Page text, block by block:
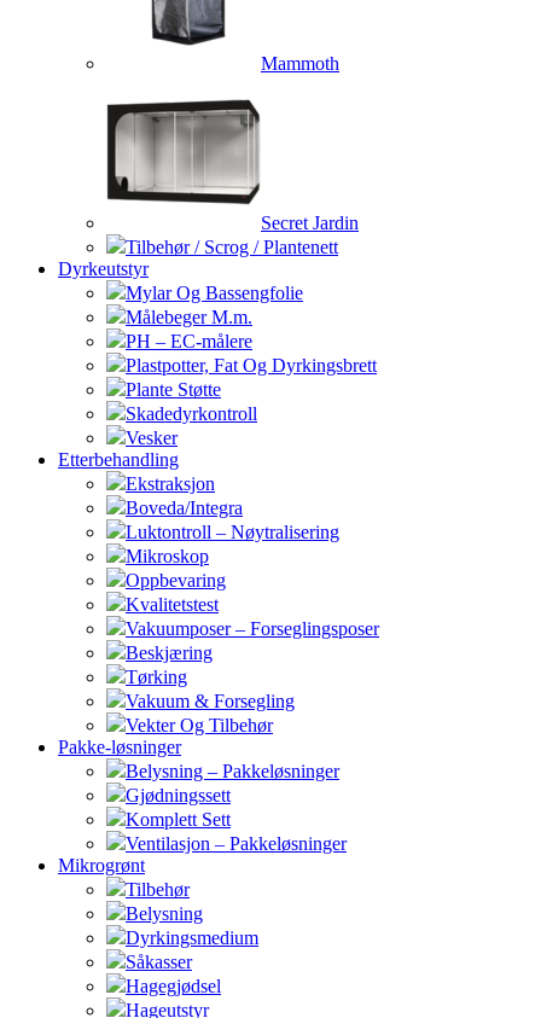
Mammoth
Secret Jardin
Tilbehør / Scrog / Plantenett
Dyrkeutstyr
Mylar Og Bassengfolie
Målebeger M.m.
PH – EC-målere
Plastpotter, Fat Og Dyrkingsbrett
Plante Støtte
Skadedyrkontroll
Vesker
Etterbehandling
Ekstraksjon
Boveda/Integra
Luktontroll – Nøytralisering
Mikroskop
Oppbevaring
Kvalitetstest
Vakuumposer – Forseglingsposer
Beskjæring
Tørking
Vakuum & Forsegling
Vekter Og Tilbehør
Pakke-løsninger
Belysning – Pakkeløsninger
Gjødningssett
Komplett Sett
Ventilasjon – Pakkeløsninger
Mikrogrønt
Tilbehør
Belysning
Dyrkingsmedium
Såkasser
Hagegjødsel
Hageutstyr